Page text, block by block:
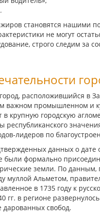
становятся нашими
не могут
строго следим за
расположившийся в
важном промышленном и
в крупную городскую
республиканского
лидеров по
данных о дате
были формально
земли. По данным,
муллой Альметом,
в 1735 году к
гг. в регионе
свобод.